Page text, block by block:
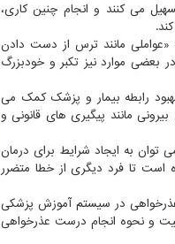
می کنند و انجام چنین کاری،
«عواملی مانند ترس از دست دادن
بعضی موارد نیز تکبر و خودبزرگ
رابطه بیمار و پزشک کمک می
مانند پیگیری های قانونی و
توان به ایجاد شرایط برای درمان
است تا فرد دیگری از خطا متضرر
عذرخواهی در سیستم آموزش پزشکی
و نحوه انجام درست عذرخواهی